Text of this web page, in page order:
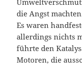
die Angst
Es waren
allerdings nichts
führte den
Motoren, die